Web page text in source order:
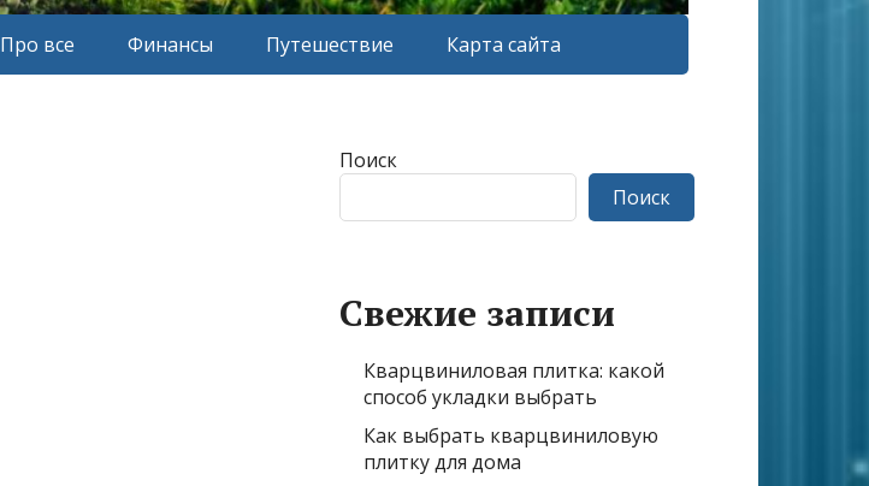
Про все Финансы Путешествие Карта сайта
Поиск
Поиск
Свежие записи
Кварцвиниловая плитка: какой
способ укладки выбрать
Как выбрать кварцвиниловую
плитку для дома